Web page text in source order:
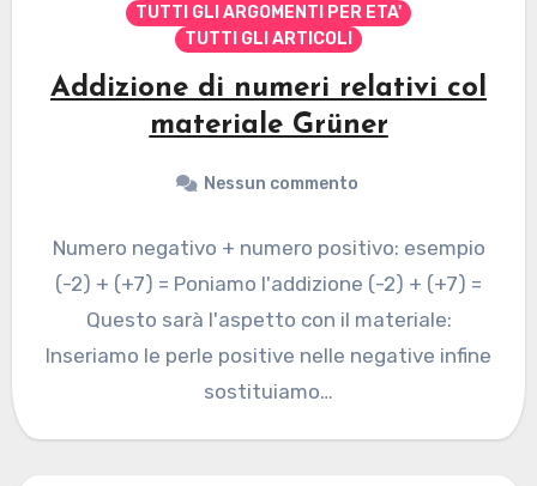
TUTTI GLI ARGOMENTI PER ETA'
TUTTI GLI ARTICOLI
Addizione di numeri relativi col
materiale Grüner
Nessun commento
Numero negativo + numero positivo: esempio
(-2) + (+7) = Poniamo l'addizione (-2) + (+7) =
Questo sarà l'aspetto con il materiale:
Inseriamo le perle positive nelle negative infine
sostituiamo…